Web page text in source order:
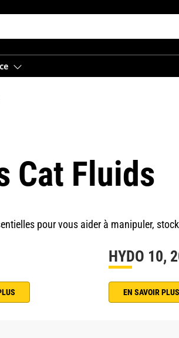
Cat Fluids
pour vous aider à manipuler,
HYDO 10,
EN SAVOIR PLUS